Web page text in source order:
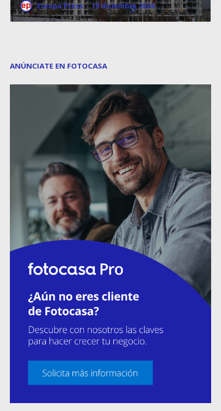
Europa Press · 19 diciembre 2024
ANÚNCIATE EN FOTOCASA